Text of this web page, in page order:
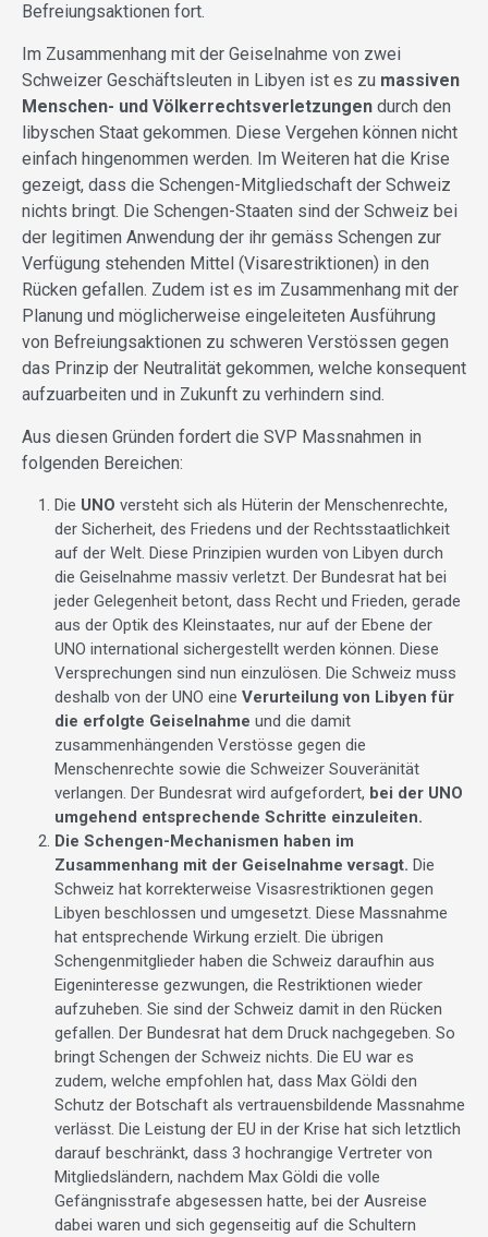
Befreiungsaktionen fort.
Im Zusammenhang mit der Geiselnahme von zwei
Schweizer Geschäftsleuten in Libyen ist es zu massiven
Menschen- und Völkerrechtsverletzungen durch den
libyschen Staat gekommen. Diese Vergehen können nicht
einfach hingenommen werden. Im Weiteren hat die Krise
gezeigt, dass die Schengen-Mitgliedschaft der Schweiz
nichts bringt. Die Schengen-Staaten sind der Schweiz bei
der legitimen Anwendung der ihr gemäss Schengen zur
Verfügung stehenden Mittel (Visarestriktionen) in den
Rücken gefallen. Zudem ist es im Zusammenhang mit der
Planung und möglicherweise eingeleiteten Ausführung
von Befreiungsaktionen zu schweren Verstössen gegen
das Prinzip der Neutralität gekommen, welche konsequent
aufzuarbeiten und in Zukunft zu verhindern sind.
Aus diesen Gründen fordert die SVP Massnahmen in
folgenden Bereichen:
Die UNO versteht sich als Hüterin der Menschenrechte,
der Sicherheit, des Friedens und der Rechtsstaatlichkeit
auf der Welt. Diese Prinzipien wurden von Libyen durch
die Geiselnahme massiv verletzt. Der Bundesrat hat bei
jeder Gelegenheit betont, dass Recht und Frieden, gerade
aus der Optik des Kleinstaates, nur auf der Ebene der
UNO international sichergestellt werden können. Diese
Versprechungen sind nun einzulösen. Die Schweiz muss
deshalb von der UNO eine Verurteilung von Libyen für
die erfolgte Geiselnahme und die damit
zusammenhängenden Verstösse gegen die
Menschenrechte sowie die Schweizer Souveränität
verlangen. Der Bundesrat wird aufgefordert, bei der UNO
umgehend entsprechende Schritte einzuleiten.
Die Schengen-Mechanismen haben im
Zusammenhang mit der Geiselnahme versagt. Die
Schweiz hat korrekterweise Visasrestriktionen gegen
Libyen beschlossen und umgesetzt. Diese Massnahme
hat entsprechende Wirkung erzielt. Die übrigen
Schengenmitglieder haben die Schweiz daraufhin aus
Eigeninteresse gezwungen, die Restriktionen wieder
aufzuheben. Sie sind der Schweiz damit in den Rücken
gefallen. Der Bundesrat hat dem Druck nachgegeben. So
bringt Schengen der Schweiz nichts. Die EU war es
zudem, welche empfohlen hat, dass Max Göldi den
Schutz der Botschaft als vertrauensbildende Massnahme
verlässt. Die Leistung der EU in der Krise hat sich letztlich
darauf beschränkt, dass 3 hochrangige Vertreter von
Mitgliedsländern, nachdem Max Göldi die volle
Gefängnisstrafe abgesessen hatte, bei der Ausreise
dabei waren und sich gegenseitig auf die Schultern